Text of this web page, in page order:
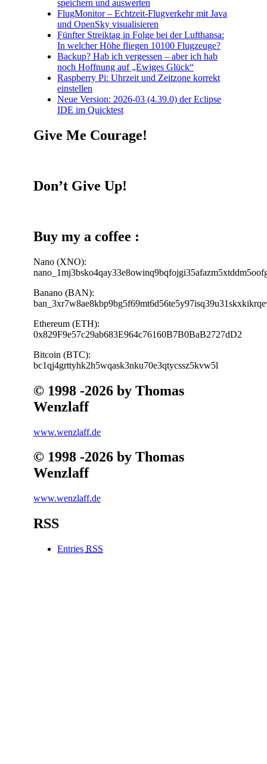
speichern und auswerten
FlugMonitor – Echtzeit-Flugverkehr mit Java
und OpenSky visualisieren
Fünfter Streiktag in Folge bei der Lufthansa:
In welcher Höhe fliegen 10100 Flugzeuge?
Backup? Hab ich vergessen – aber ich hab
noch Hoffnung auf „Ewiges Glück“
Raspberry Pi: Uhrzeit und Zeitzone korrekt
einstellen
Neue Version: 2026-03 (4.39.0) der Eclipse
IDE im Quicktest
Give Me Courage!
Don’t Give Up!
Buy my a coffee :
Nano (XNO):
Banano (BAN):
Ethereum (ETH):
0x829F9e57c29ab683E964c76160B7B0BaB2727dD2
Bitcoin (BTC):
bc1qj4grttyhk2h5wqask3nku70e3qtycssz5kvw5l
© 1998 -2026 by Thomas
Wenzlaff
www.wenzlaff.de
© 1998 -2026 by Thomas
Wenzlaff
www.wenzlaff.de
RSS
Entries RSS